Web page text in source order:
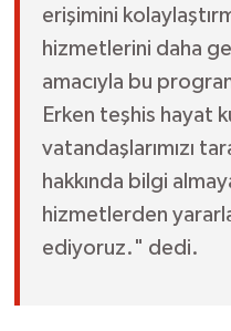
erişimini
hizmetlerini daha
amacıyla bu
Erken teşhis hayat
vatandaşlarımızı
hakkında bilgi
hizmetlerden
ediyoruz." dedi.